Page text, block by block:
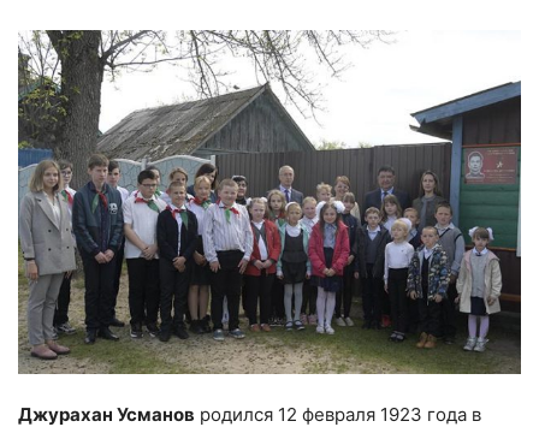
Джурахан Усманов родился 12 февраля 1923 года в